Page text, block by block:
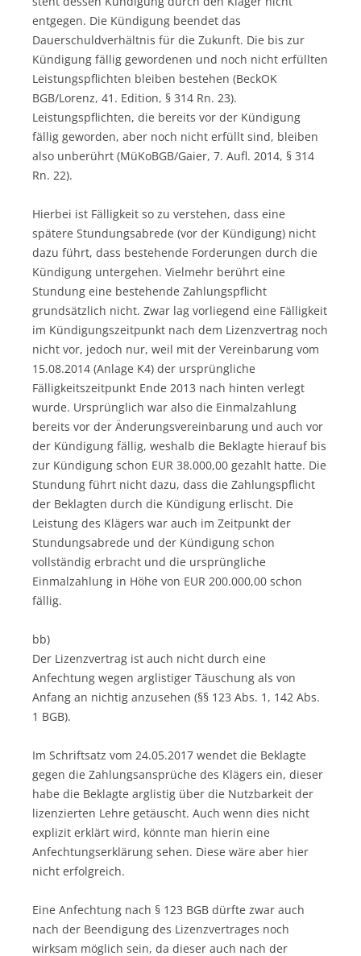
entgegen. Die Kündigung beendet das
Dauerschuldverhältnis für die Zukunft. Die bis zur
Kündigung fällig gewordenen und noch nicht erfüllten
Leistungspflichten bleiben bestehen (BeckOK
BGB/Lorenz, 41. Edition, § 314 Rn. 23).
Leistungspflichten, die bereits vor der Kündigung
fällig geworden, aber noch nicht erfüllt sind, bleiben
also unberührt (MüKoBGB/Gaier, 7. Aufl. 2014, § 314
Rn. 22).
Hierbei ist Fälligkeit so zu verstehen, dass eine
spätere Stundungsabrede (vor der Kündigung) nicht
dazu führt, dass bestehende Forderungen durch die
Kündigung untergehen. Vielmehr berührt eine
Stundung eine bestehende Zahlungspflicht
grundsätzlich nicht. Zwar lag vorliegend eine Fälligkeit
im Kündigungszeitpunkt nach dem Lizenzvertrag noch
nicht vor, jedoch nur, weil mit der Vereinbarung vom
15.08.2014 (Anlage K4) der ursprüngliche
Fälligkeitszeitpunkt Ende 2013 nach hinten verlegt
wurde. Ursprünglich war also die Einmalzahlung
bereits vor der Änderungsvereinbarung und auch vor
der Kündigung fällig, weshalb die Beklagte hierauf bis
zur Kündigung schon EUR 38.000,00 gezahlt hatte. Die
Stundung führt nicht dazu, dass die Zahlungspflicht
der Beklagten durch die Kündigung erlischt. Die
Leistung des Klägers war auch im Zeitpunkt der
Stundungsabrede und der Kündigung schon
vollständig erbracht und die ursprüngliche
Einmalzahlung in Höhe von EUR 200.000,00 schon
fällig.
bb)
Der Lizenzvertrag ist auch nicht durch eine
Anfechtung wegen arglistiger Täuschung als von
Anfang an nichtig anzusehen (§§ 123 Abs. 1, 142 Abs.
1 BGB).
Im Schriftsatz vom 24.05.2017 wendet die Beklagte
gegen die Zahlungsansprüche des Klägers ein, dieser
habe die Beklagte arglistig über die Nutzbarkeit der
lizenzierten Lehre getäuscht. Auch wenn dies nicht
explizit erklärt wird, könnte man hierin eine
Anfechtungserklärung sehen. Diese wäre aber hier
nicht erfolgreich.
Eine Anfechtung nach § 123 BGB dürfte zwar auch
nach der Beendigung des Lizenzvertrages noch
wirksam möglich sein, da dieser auch nach der